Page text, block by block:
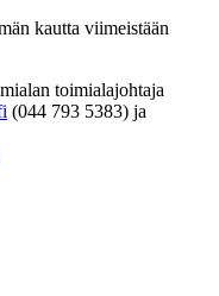
kautta viimeistään
toimialajohtaja
(044 793 5383) ja